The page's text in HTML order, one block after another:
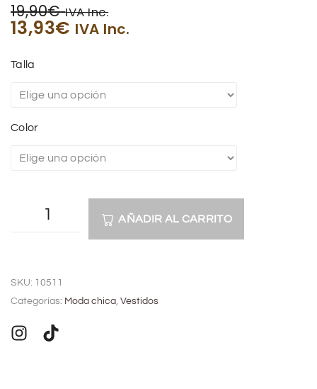
19,90€ IVA Inc.
13,93€ IVA Inc.
Talla
Color
AÑADIR AL CARRITO
t
r
SKU: 10511
Categorías: Moda chica, Vestidos